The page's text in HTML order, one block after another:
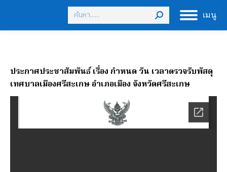
เมนู
Search:
ประกาศประชาสัมพันธ์ เรื่อง กำหนด วัน เวลาตรวจรับพัสดุ
เทศบาลเมืองศรีสะเกษ อำเภอเมือง จังหวัดศรีสะเกษ